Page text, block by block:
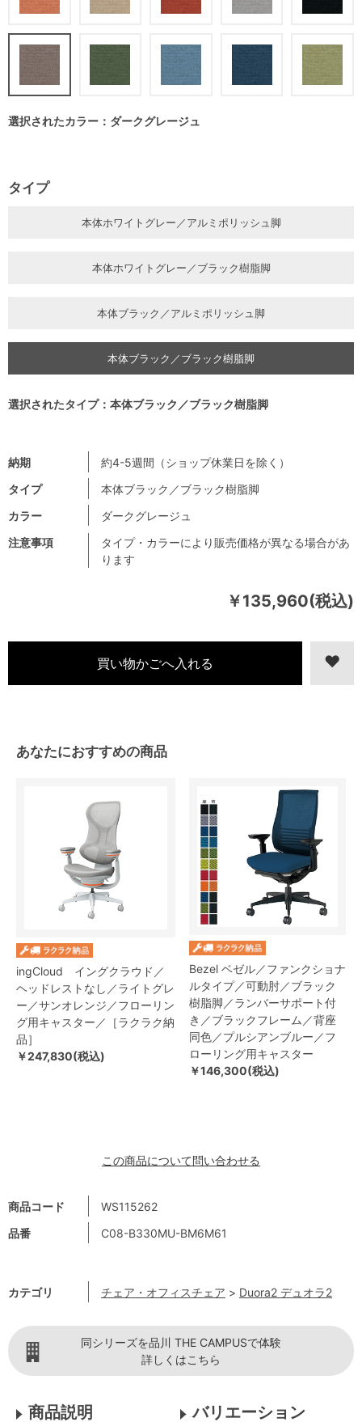
￥135,960(税込)
商品コード
WS115262
品番
C08-B330MU-BM6M61
カテゴリ チェア・オフィスチェア > Duora2 デュオラ2
注意事項
タイプ・カラーにより販売価格が異なる場合があ
ります
納期
約4-5週間（ショップ休業日を除く）
タイプ
本体ブラック／ブラック樹脂脚
カラー
ダークグレージュ
選択されたカラー：ダークグレージュ
タイプ
本体ホワイトグレー／アルミポリッシュ脚
本体ホワイトグレー／ブラック樹脂脚
本体ブラック／アルミポリッシュ脚
本体ブラック／ブラック樹脂脚
選択されたタイプ：本体ブラック／ブラック樹脂脚
あなたにおすすめの商品
ingCloud イングクラウド／
ヘッドレストなし／ライトグレ
ー／サンオレンジ／フローリン
グ用キャスター／［ラクラク納
品］
￥247,830(税込)
Bezel ベゼル／ファンクショナ
ルタイプ／可動肘／ブラック
樹脂脚／ランバーサポート付
き／ブラックフレーム／背座
同色／プルシアンブルー／フ
ローリング用キャスター
￥146,300(税込)
この商品について問い合わせる
同シリーズを品川 THE CAMPUSで体験
詳しくはこちら
商品説明 バリエーション